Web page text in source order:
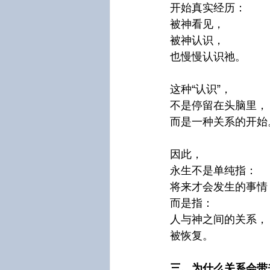
开始真实经历：
被神看见，
被神认识，
也慢慢认识祂。
这种“认识”，
不是停留在头脑里，
而是一种关系的开始
因此，
永生不是单纯指：
将来才会发生的事情
而是指：
人与神之间的关系，
被恢复。